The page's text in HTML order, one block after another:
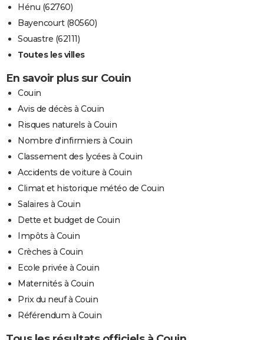
Hénu (62760)
Bayencourt (80560)
Souastre (62111)
Toutes les villes
En savoir plus sur Couin
Couin
Avis de décès à Couin
Risques naturels à Couin
Nombre d'infirmiers à Couin
Classement des lycées à Couin
Accidents de voiture à Couin
Climat et historique météo de Couin
Salaires à Couin
Dette et budget de Couin
Impôts à Couin
Crèches à Couin
Ecole privée à Couin
Maternités à Couin
Prix du neuf à Couin
Référendum à Couin